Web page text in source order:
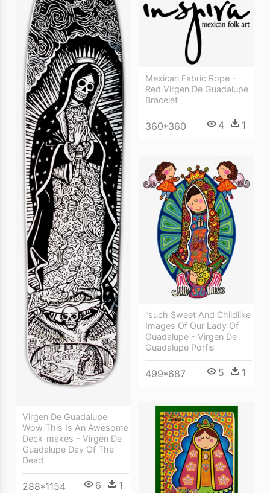
Virgen De Guadalupe
Wow This Is An Awesome
Deck-makes - Virgen De
Guadalupe Day Of The
Dead
288*1154 6 1
Mexican Fabric Rope -
Red Virgen De Guadalupe
Bracelet
360*360 4 1
“such Sweet And Childlike
Images Of Our Lady Of
Guadalupe - Virgen De
Guadalupe Porfis
499*687 5 1